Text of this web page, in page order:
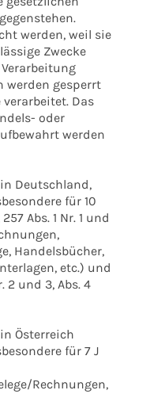
werden, weil sie
Zwecke
werden gesperrt
Das
oder
werden
Deutschland,
für 10
Abs. 1 Nr. 1 und
Handelsbücher,
etc.) und
2 und 3, Abs. 4
Österreich
für 7 J
Rechnungen,